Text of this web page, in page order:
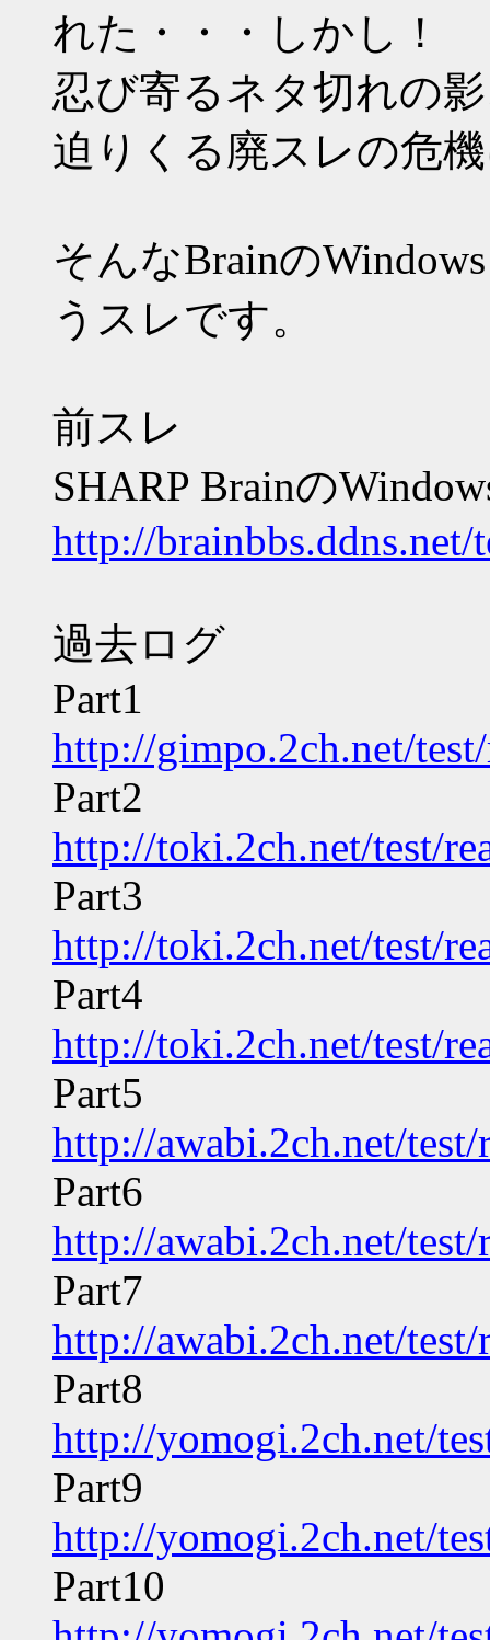
れた・・・しかし！
忍び寄るネタ切れの
迫りくる廃スレの危
そんなBrainの
うスレです。
前スレ
SHARP Brainの
http://
過去ログ
Part1
http://gimpo.2ch.net/
Part2
http://toki.2ch.net/test/
Part3
http://toki.2ch.net/test/
Part4
http://toki.2ch.net/test/
Part5
http://awabi.2ch.net/
Part6
http://awabi.2ch.net/
Part7
http://awabi.2ch.net/
Part8
http://yomogi.2ch.net/
Part9
http://yomogi.2ch.net/
Part10